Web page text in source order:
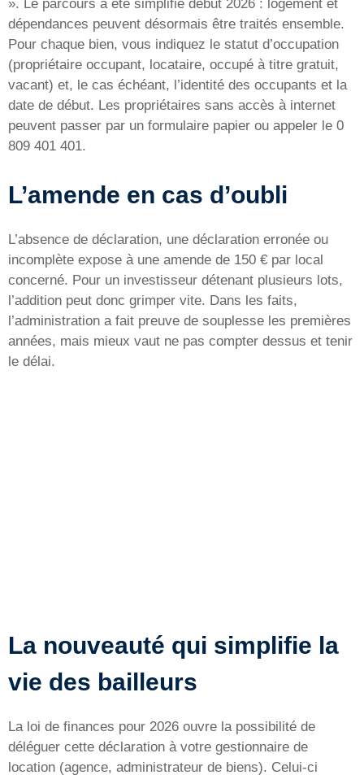
». Le parcours a été simplifié début 2026 : logement et
dépendances peuvent désormais être traités ensemble.
Pour chaque bien, vous indiquez le statut d’occupation
(propriétaire occupant, locataire, occupé à titre gratuit,
vacant) et, le cas échéant, l’identité des occupants et la
date de début. Les propriétaires sans accès à internet
peuvent passer par un formulaire papier ou appeler le 0
809 401 401.
L’amende en cas d’oubli
L’absence de déclaration, une déclaration erronée ou
incomplète expose à une amende de 150 € par local
concerné. Pour un investisseur détenant plusieurs lots,
l’addition peut donc grimper vite. Dans les faits,
l’administration a fait preuve de souplesse les premières
années, mais mieux vaut ne pas compter dessus et tenir
le délai.
La nouveauté qui simplifie la
vie des bailleurs
La loi de finances pour 2026 ouvre la possibilité de
déléguer cette déclaration à votre gestionnaire de
location (agence, administrateur de biens). Celui-ci